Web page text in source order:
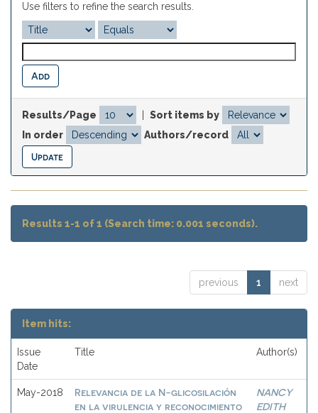
Use filters to refine the search results.
Results/Page
Sort items by
In order
Authors/record
Results 1-1 of 1 (Search time: 0.001 seconds).
previous 1 next
Item hits:
Issue
Date
Title Author(s)
May-2018
Relevancia de la N-glicosilación
en la virulencia y reconocimiento
NANCY
EDITH